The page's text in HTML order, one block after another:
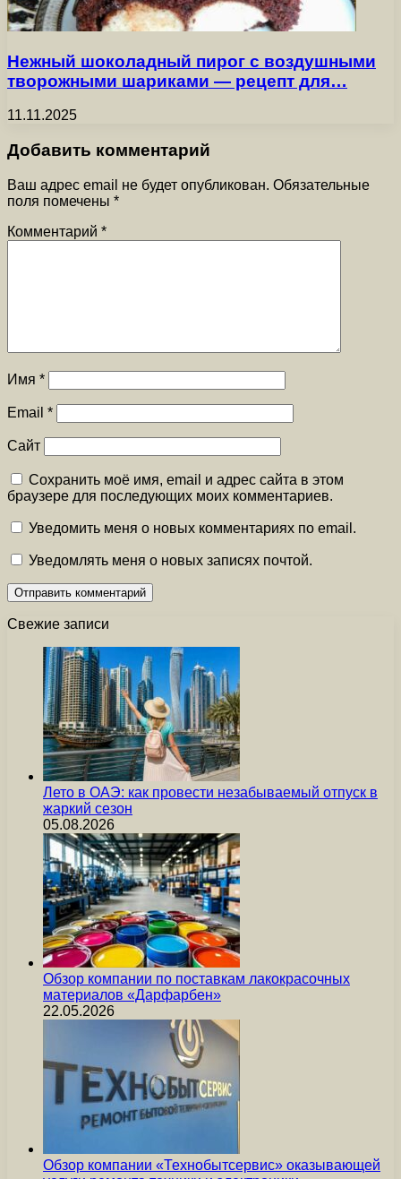
Нежный шоколадный пирог с воздушными
творожными шариками — рецепт для…
11.11.2025
Добавить комментарий
Ваш адрес email не будет опубликован. Обязательные
поля помечены *
Комментарий *
Имя *
Email *
Сайт
Сохранить моё имя, email и адрес сайта в этом
браузере для последующих моих комментариев.
Уведомить меня о новых комментариях по email.
Уведомлять меня о новых записях почтой.
Свежие записи
Лето в ОАЭ: как провести незабываемый отпуск в
жаркий сезон
05.08.2026
Обзор компании по поставкам лакокрасочных
материалов «Дарфарбен»
22.05.2026
Обзор компании «Технобытсервис» оказывающей